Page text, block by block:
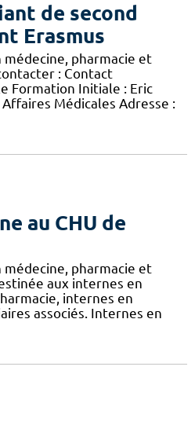
de second
Erasmus
pharmacie et
: Contact
Formation Initiale : Eric
Médicales Adresse :
au CHU de
pharmacie et
aux internes en
internes en
associés. Internes en